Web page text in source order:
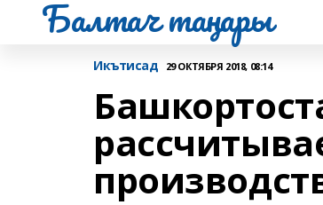
Балтач таңнары
Икътисад 29 ОКТЯБРЯ 2018, 08:14